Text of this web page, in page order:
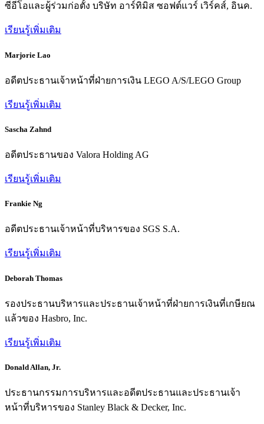
ซีอีโอและผู้ร่วมก่อตั้ง บริษัท อาร์ทิมิส ซอฟต์แวร์ เวิร์คส์, อินค.
เรียนรู้เพิ่มเติม
Marjorie Lao
อดีตประธานเจ้าหน้าที่ฝ่ายการเงิน LEGO A/S/LEGO Group
เรียนรู้เพิ่มเติม
Sascha Zahnd
อดีตประธานของ Valora Holding AG
เรียนรู้เพิ่มเติม
Frankie Ng
อดีตประธานเจ้าหน้าที่บริหารของ SGS S.A.
เรียนรู้เพิ่มเติม
Deborah Thomas
รองประธานบริหารและประธานเจ้าหน้าที่ฝ่ายการเงินที่เกษียณ
แล้วของ Hasbro, Inc.
เรียนรู้เพิ่มเติม
Donald Allan, Jr.
ประธานกรรมการบริหารและอดีตประธานและประธานเจ้า
หน้าที่บริหารของ Stanley Black & Decker, Inc.